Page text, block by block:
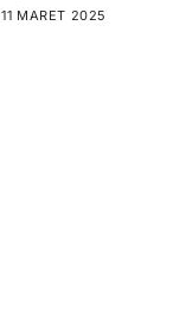
11 MARET 2025